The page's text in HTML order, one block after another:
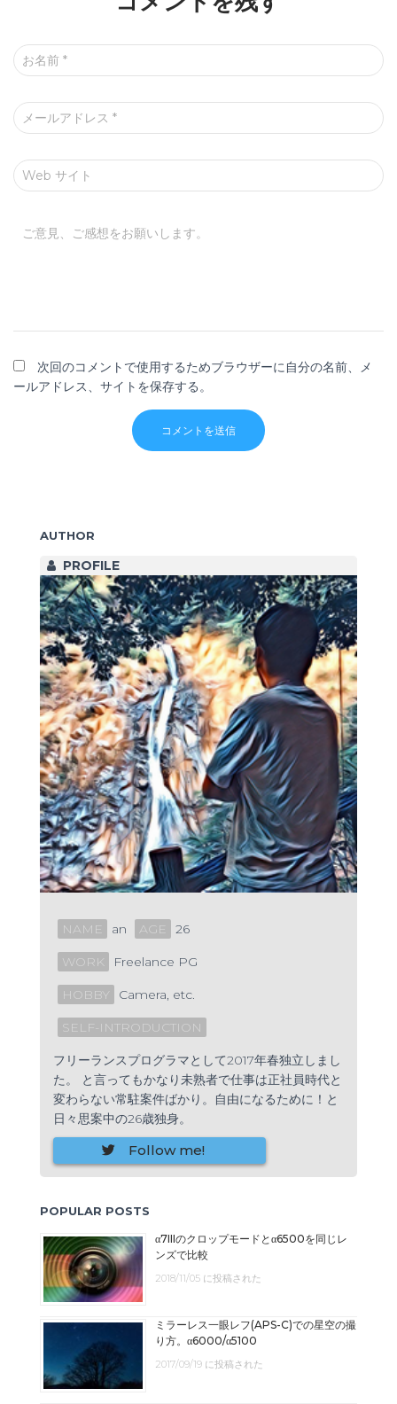
お名前 *
メールアドレス *
Web サイト
ご意見、ご感想をお願いします。
次回のコメントで使用するためブラウザーに自分の名前、メ
ールアドレス、サイトを保存する。
AUTHOR
PROFILE
NAME an AGE 26
WORK Freelance PG
HOBBY Camera, etc.
SELF-INTRODUCTION
フリーランスプログラマとして2017年春独立しまし
た。 と言ってもかなり未熟者で仕事は正社員時代と
変わらない常駐案件ばかり。自由になるために！と
日々思案中の26歳独身。
Follow me!
POPULAR POSTS
α7IIIのクロップモードとα6500を同じレ
ンズで比較
2018/11/05 に投稿された
ミラーレス一眼レフ(APS-C)での星空の撮
り方。α6000/α5100
2017/09/19 に投稿された